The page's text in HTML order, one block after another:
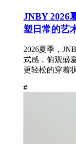
JNBY 2026
塑日常的艺
2026夏季，
式感，俯观盛
更轻松的穿着
#